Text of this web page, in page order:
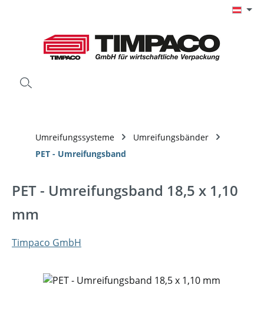
Umreifungssysteme
Umreifungsbänder
PET - Umreifungsband
PET - Umreifungsband 18,5 x 1,10
mm
Timpaco GmbH
Bildergalerie überspringen